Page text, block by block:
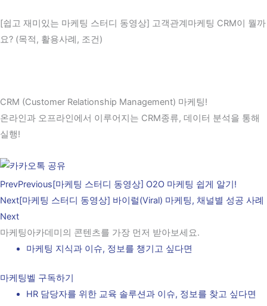
[쉽고 재미있는 마케팅 스터디 동영상] 고객관계마케팅 CRM이 뭘까
요? (목적, 활용사례, 조건)
CRM (Customer Relationship Management) 마케팅!
온라인과 오프라인에서 이루어지는 CRM종류, 데이터 분석을 통해
실행!
PrevPrevious[마케팅 스터디 동영상] O2O 마케팅 쉽게 알기!
Next[마케팅 스터디 동영상] 바이럴(Viral) 마케팅, 채널별 성공 사례
Next
마케팅아카데미의 콘텐츠를 가장 먼저 받아보세요.
마케팅 지식과 이슈, 정보를 챙기고 싶다면
마케팅벨 구독하기
HR 담당자를 위한 교육 솔루션과 이슈, 정보를 찾고 싶다면